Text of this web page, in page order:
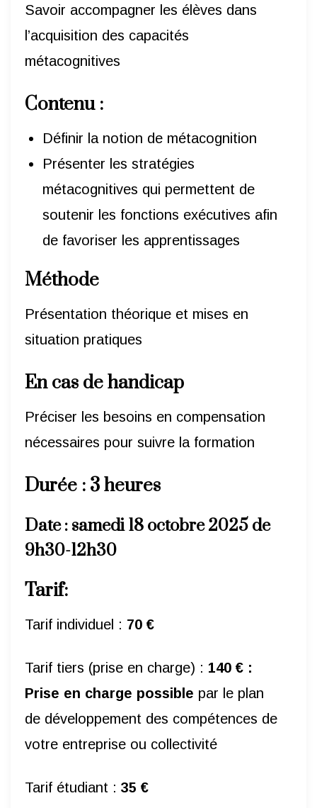
Savoir accompagner les élèves dans
l’acquisition des capacités
métacognitives
Contenu :
Définir la notion de métacognition
Présenter les stratégies
métacognitives qui permettent de
soutenir les fonctions exécutives afin
de favoriser les apprentissages
Méthode
Présentation théorique et mises en
situation pratiques
En cas de handicap
Préciser les besoins en compensation
nécessaires pour suivre la formation
Durée : 3 heures
Date: samedi 18 octobre 2025 de
9h30-12h30
Tarif:
Tarif individuel : 70 €
Tarif tiers (prise en charge) : 140 € :
Prise en charge possible par le plan
de développement des compétences de
votre entreprise ou collectivité
Tarif étudiant : 35 €